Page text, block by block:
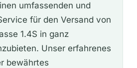
umfassenden und
für den Versand von
1.4S in ganz
Unser erfahrenes
bewährtes